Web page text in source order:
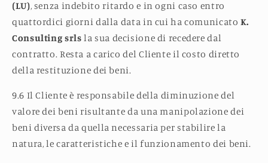
(LU), senza indebito ritardo e in ogni caso entro
quattordici giorni dalla data in cui ha comunicato K.
Consulting srlsla sua decisione di recedere dal
contratto. Resta a carico del Cliente il costo diretto
della restituzione dei beni.
9.6 Il Cliente è responsabile della diminuzione del
valore dei beni risultante da una manipolazione dei
beni diversa da quella necessaria per stabilire la
natura, le caratteristiche e il funzionamento dei beni.